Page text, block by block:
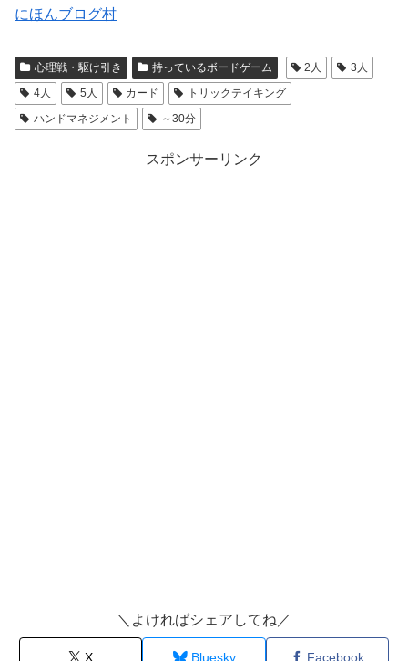
にほんブログ村
心理戦・駆け引き 持っているボードゲーム 2人
3人
4人
5人 カード
トリックテイキング
ハンドマネジメント
～30分
スポンサーリンク
＼よければシェアしてね／
X Bluesky Facebook